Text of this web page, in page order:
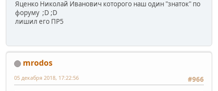
Яценко Николай Иванович которого наш один "знаток" по
форуму ;D ;D
лишил его ПР5
mrodos
#966
05 декабря 2018, 17:22:56